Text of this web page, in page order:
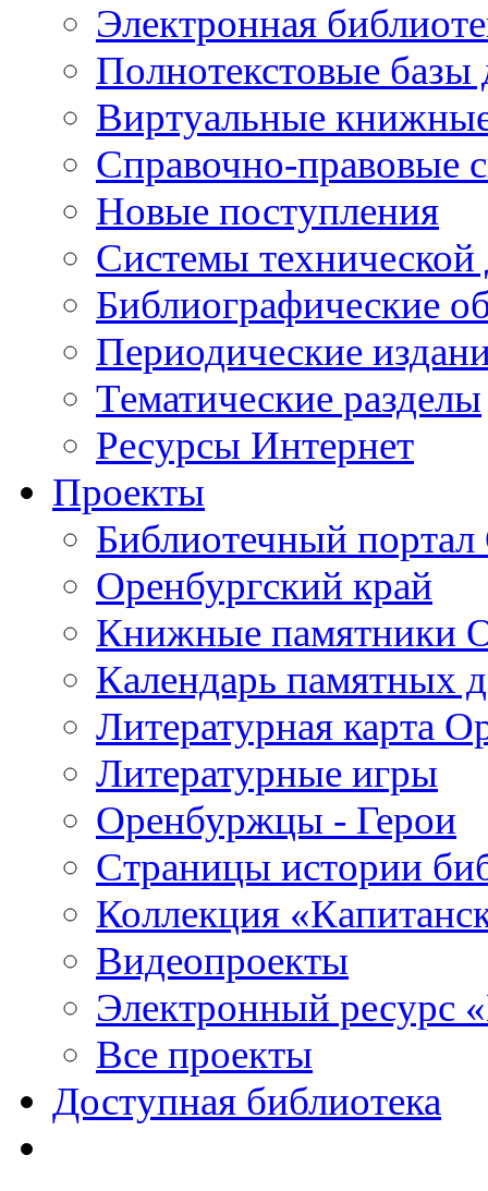
Электронная
Полнотекстовые
Виртуальные
Справочно-правовые
Новые поступления
Cистемы
Библиографические
Периодические
Тематические разделы
Ресурсы Интернет
Проекты
Библиотечный портал
Оренбургский край
Книжные памятники
Календарь памятных
Литературная карта
Литературные игры
Оренбуржцы - Герои
Страницы истории
Коллекция
Видеопроекты
Электронный ресурс
Все проекты
Доступная библиотека